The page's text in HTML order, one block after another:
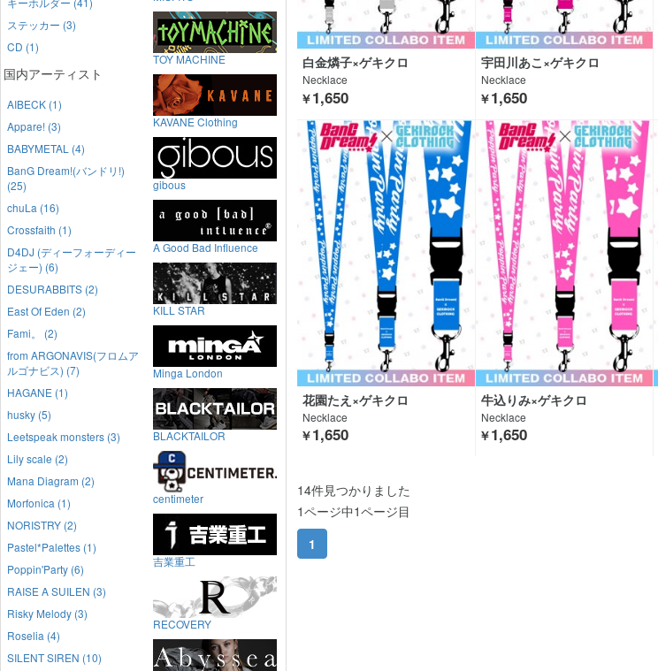
白金燐子×ゲキクロ
Necklace
￥1,650
宇田川あこ×ゲキクロ
Necklace
￥1,650
花園たえ×ゲキクロ
Necklace
￥1,650
牛込りみ×ゲキクロ
Necklace
￥1,650
14件見つかりました
1ページ中1ページ目
1
ステッカー (3)
CD (1)
国内アーティスト
AIBECK (1)
Appare! (3)
BABYMETAL (4)
BanG Dream!(バンドリ!)
(25)
chuLa (16)
Crossfaith (1)
D4DJ (ディーフォーディー
ジェー) (6)
DESURABBITS (2)
East Of Eden (2)
Fami。 (2)
from ARGONAVIS(フロムア
ルゴナビス) (7)
HAGANE (1)
husky (5)
Leetspeak monsters (3)
Lily scale (2)
Mana Diagram (2)
Morfonica (1)
NORISTRY (2)
Pastel*Palettes (1)
Poppin'Party (6)
RAISE A SUILEN (3)
Risky Melody (3)
Roselia (4)
SILENT SIREN (10)
TOY MACHINE
KAVANE Clothing
gibous
A Good Bad Influence
KILL STAR
Minga London
BLACKTAILOR
centimeter
吉業重工
RECOVERY